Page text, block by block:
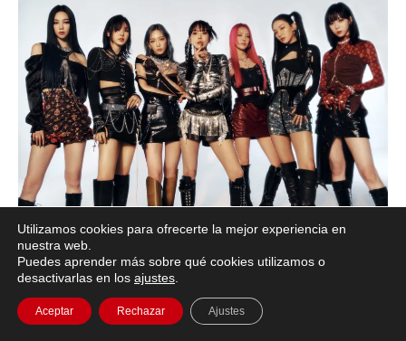
SM Entertainment
SM Entertainment ha formado un proyecto de grupo
de chicas compuesto por BoA, TaeYeon y HyoYeon
Utilizamos cookies para ofrecerte la mejor experiencia en
nuestra web.
Puedes aprender más sobre qué cookies utilizamos o
desactivarlas en los ajustes
Aceptar Rechazar Ajustes